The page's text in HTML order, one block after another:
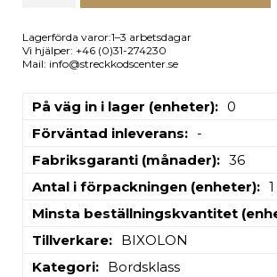
Lagerförda varor:1–3 arbetsdagar
Vi hjälper: +46 (0)31-274230
Mail: info@streckkodscenter.se
På väg in i lager (enheter)
0
Förväntad inleverans
-
Fabriksgaranti (månader)
36
Antal i förpackningen (enheter)
1
Minsta beställningskvantitet
Tillverkare
BIXOLON
Kategori
Bordsklass